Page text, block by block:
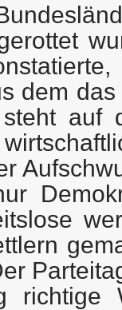
dem
auf
richtige